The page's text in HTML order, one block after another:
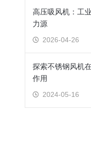
高压吸风机：工
力源
2026-04-26
探索不锈钢风机
作用
2024-05-16